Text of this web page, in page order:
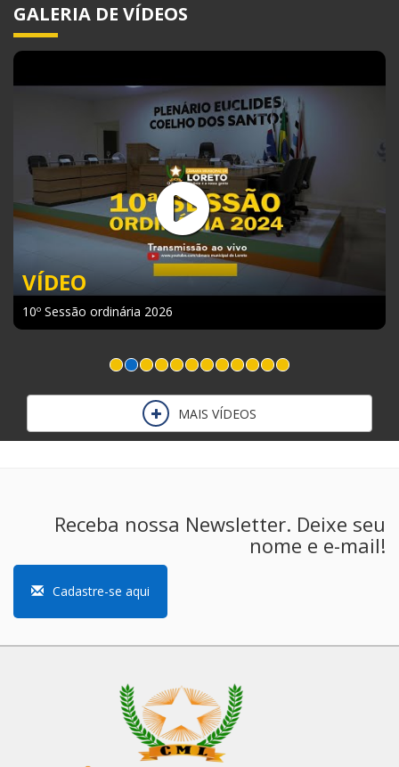
GALERIA DE VÍDEOS
VÍDEO
Sessão Solene em Reconhecimento da Homenagem
concedida ao Sr. Antônio Criola
MAIS VÍDEOS
Receba nossa Newsletter. Deixe seu
nome e e-mail!
Cadastre-se aqui